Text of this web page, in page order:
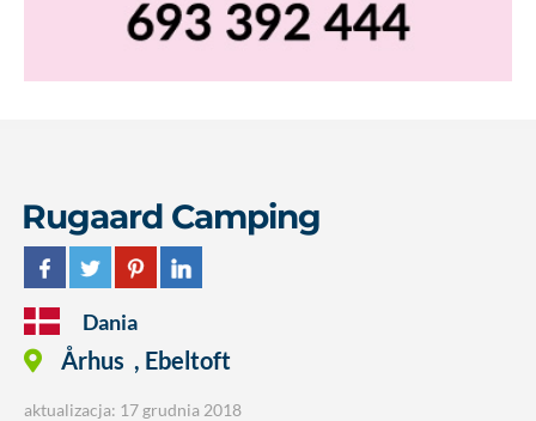
Rugaard Camping
Dania
Århus , Ebeltoft
aktualizacja: 17 grudnia 2018